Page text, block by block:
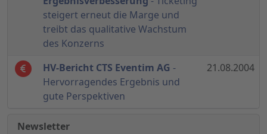
steigert erneut die Marge und
treibt das qualitative Wachstum
des Konzerns
HV-Bericht CTS Eventim AG -
Hervorragendes Ergebnis und
gute Perspektiven
21.08.2004
Newsletter